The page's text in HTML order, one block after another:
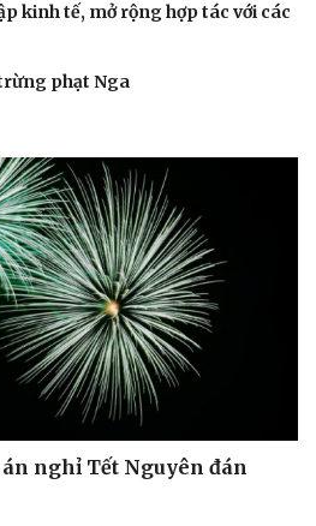
kinh tế, mở rộng hợp tác với các
phạt Nga
nghỉ Tết Nguyên đán